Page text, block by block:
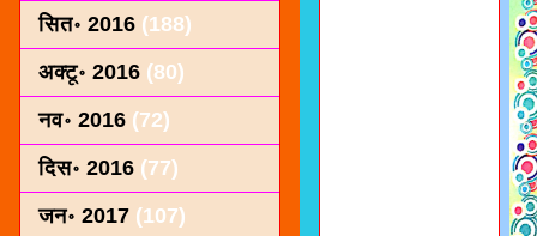
सित॰ 2016 (188)
अक्टू॰ 2016 (80)
नव॰ 2016 (72)
दिस॰ 2016 (77)
जन॰ 2017 (107)